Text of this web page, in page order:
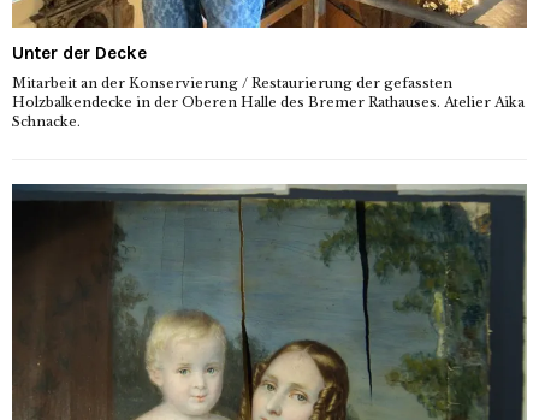
Unter der Decke
Mitarbeit an der Konservierung / Restaurierung der gefassten
Holzbalkendecke in der Oberen Halle des Bremer Rathauses. Atelier Aika
Schnacke.